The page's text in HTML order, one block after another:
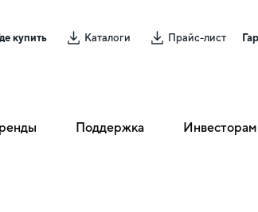
купить Каталоги Прайс-лист
Поддержка Инвесторам